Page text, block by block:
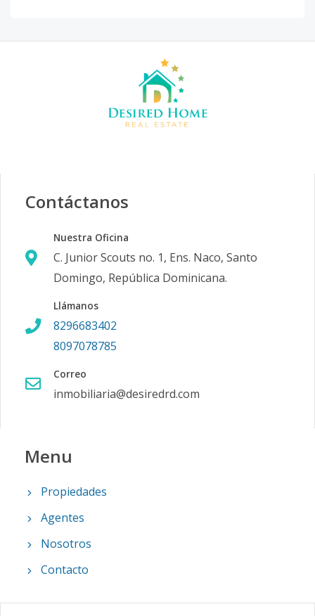
Contáctanos
Nuestra Oficina
C. Junior Scouts no. 1, Ens. Naco, Santo
Domingo, República Dominicana.
Llámanos
8296683402
8097078785
Correo
inmobiliaria@desiredrd.com
Menu
Propiedades
Agentes
Nosotros
Contacto